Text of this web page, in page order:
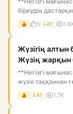
біреудің
қор...
5 LAT
Жүзігің алтын
Жүзің жарқын
**Негізгі
жүзік таққаннан
болғаны...
LAT 1.7K